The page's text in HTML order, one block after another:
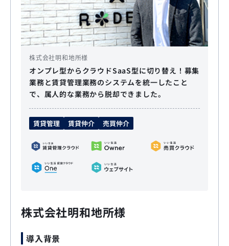
株式会社明和地所様
オンプレ型からクラウドSaaS型に切り替え！募集
業務と賃貸管理業務のシステムを統一したこと
で、属人的な業務から脱却できました。
賃貸管理 賃貸仲介 売買仲介
株式会社明和地所様
導入背景